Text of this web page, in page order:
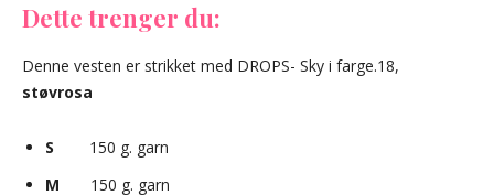
Dette trenger du:
Denne vesten er strikket med DROPS- Sky i farge.18,
støvrosa
S 150 g. garn
M 150 g. garn